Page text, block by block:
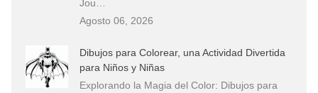
Jou…
Agosto 06, 2026
Dibujos para Colorear, una Actividad Divertida
para Niños y Niñas
Explorando la Magia del Color: Dibujos para